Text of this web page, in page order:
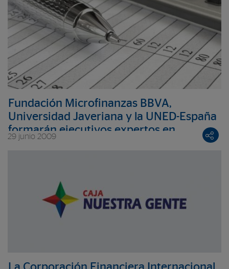
Fundación Microfinanzas BBVA,
Universidad Javeriana y la UNED-España
formarán ejecutivos expertos en
microfinanzas en Colombia
29 junio 2009